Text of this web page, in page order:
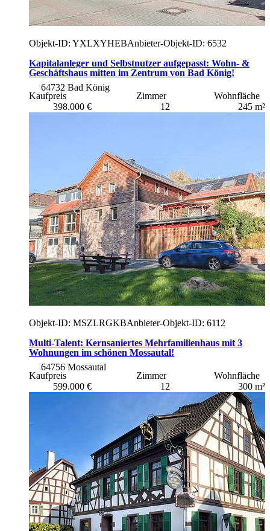
Objekt-ID: YXLXYHEBAnbieter-Objekt-ID: 6532
Kapitalanleger und Selbstnutzer aufgepasst: Wohn- &
Geschäftshaus mitten im Zentrum von Bad König!
64732 Bad König
Kaufpreis
398.000 €
Zimmer
12
Wohnfläche
245 m²
Objekt-ID: MSZLRGKBAnbieter-Objekt-ID: 6112
Multi-Talent: Kernsaniertes Mehrfamilienhaus mit 3
Wohnungen im schönen Mossautal!
64756 Mossautal
Kaufpreis
599.000 €
Zimmer
12
Wohnfläche
300 m²